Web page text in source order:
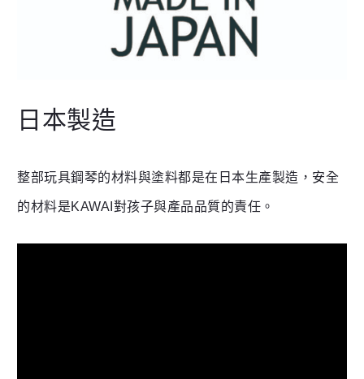
日本製造
整部玩具鋼琴的材料與塗料都是在日本生產製造，安全
的材料是KAWAI對孩子與產品品質的責任。